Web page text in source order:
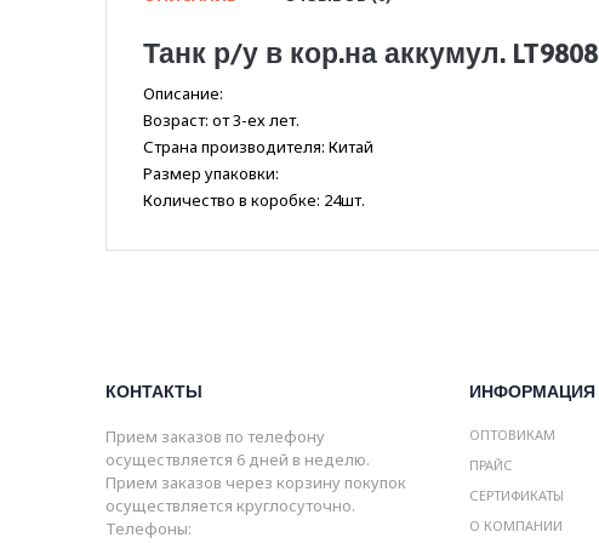
Танк р/у в кор.на аккумул. LT9808
Описание:
Возраст: от 3-ех лет.
Страна производителя: Китай
Размер упаковки:
Количество в коробке: 24шт.
КОНТАКТЫ
Прием заказов по телефону
осуществляется 6 дней в неделю.
Прием заказов через корзину покупок
осуществляется круглосуточно.
Телефоны:
ИНФОРМАЦИЯ
ОПТОВИКАМ
ПРАЙС
СЕРТИФИКАТЫ
О КОМПАНИИ